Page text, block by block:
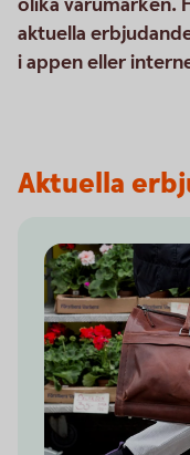
aktuella
i appen eller
Aktuella